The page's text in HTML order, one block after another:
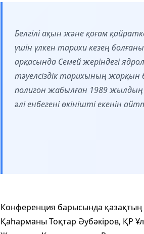
Белгілі ақын және қоғам
үшін үлкен тарихи кезең
арқасында Семей жеріндегі
тәуелсіздік тарихының
полигон жабылған 1989
әлі енбегені өкінішті екенін
Конференция барысында
Қаһарманы Тоқтар Әубәкіров, ҚР